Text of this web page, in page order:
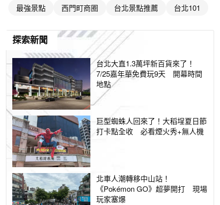
最強景點 西門町商圈 台北景點推薦 台北101
探索新聞
台北大直1.3萬坪新百貨來了！
7/25嘉年華免費玩9天 開幕時間
地點
巨型蜘蛛人回來了！大稻埕夏日節
打卡點全收 必看煙火秀+無人機
北車人潮轉移中山站！
《Pokémon GO》超夢開打 現場
玩家塞爆